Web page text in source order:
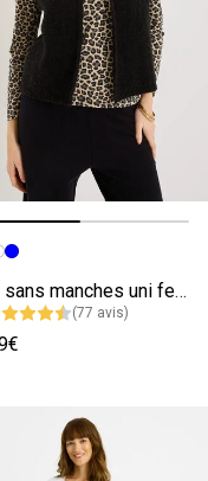
précédente
suivante
Gilet sans manches uni femme
(77 avis)